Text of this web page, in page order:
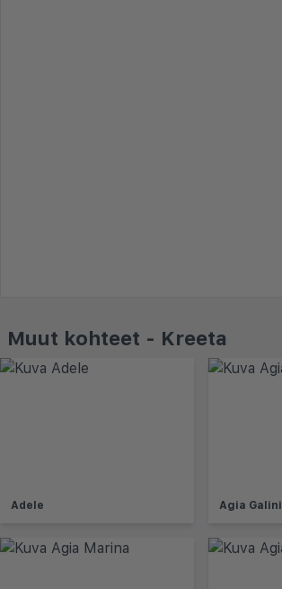
Muut kohteet - Kreeta
Adele Agia Galini